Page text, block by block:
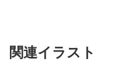
関連イラスト